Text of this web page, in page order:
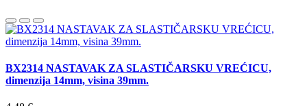
BX2314 NASTAVAK ZA SLASTIČARSKU VREĆICU,
dimenzija 14mm, visina 39mm.